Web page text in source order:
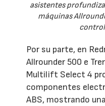
asistentes
máquinas
Por su parte, en
Allrounder 500 e
Multilift Select 4
componentes
ABS, mostrando